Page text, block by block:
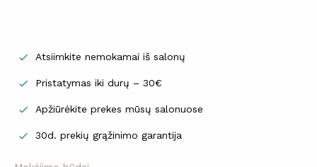
 Atsiimkite nemokamai iš salonų
 Pristatymas iki durų – 30€
 Apžiūrėkite prekes mūsų salonuose
 30d. prekių grąžinimo garantija